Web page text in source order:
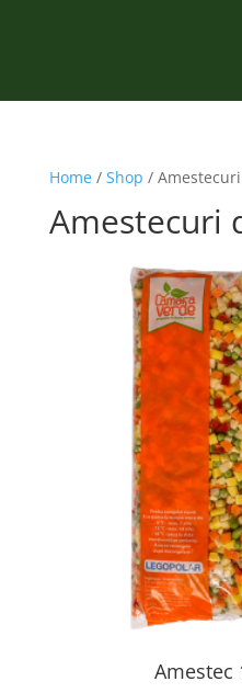
Home/ Shop /
Amestecuri
Amestec